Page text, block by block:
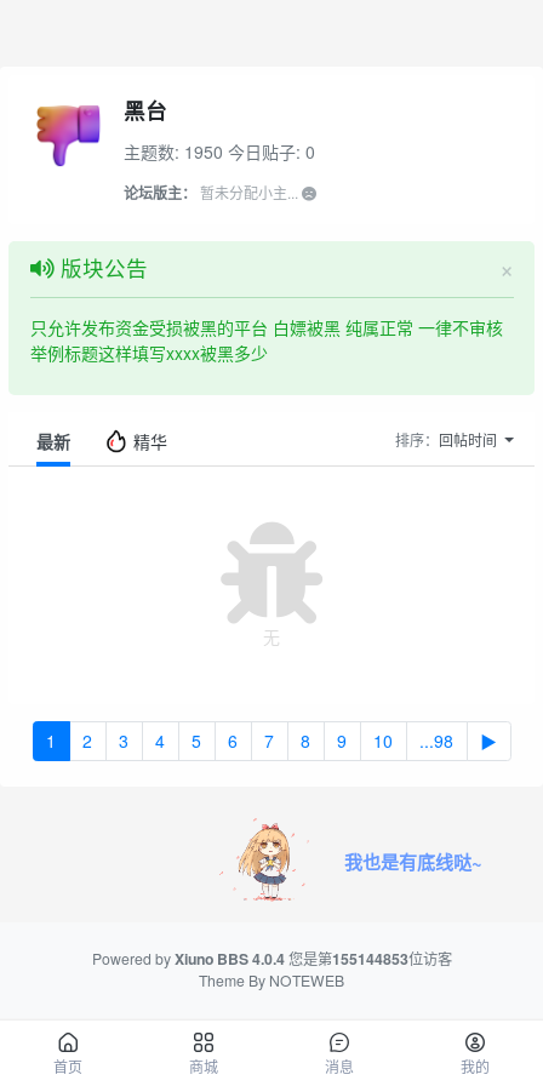
黑台
主题数: 1950 今日贴子: 0
论坛版主： 暂未分配小主...
×
版块公告
只允许发布资金受损被黑的平台 白嫖被黑 纯属正常 一律不审核
举例标题这样填写xxxx被黑多少
最新 精华 排序： 回帖时间
无
1 2 3 4 5 6 7 8 9 10 ...98 ▶
我也是有底线哒~
Powered byXiuno BBS4.0.4 您是第155144853位访客
Theme By NOTEWEB
首页 商城 消息 我的